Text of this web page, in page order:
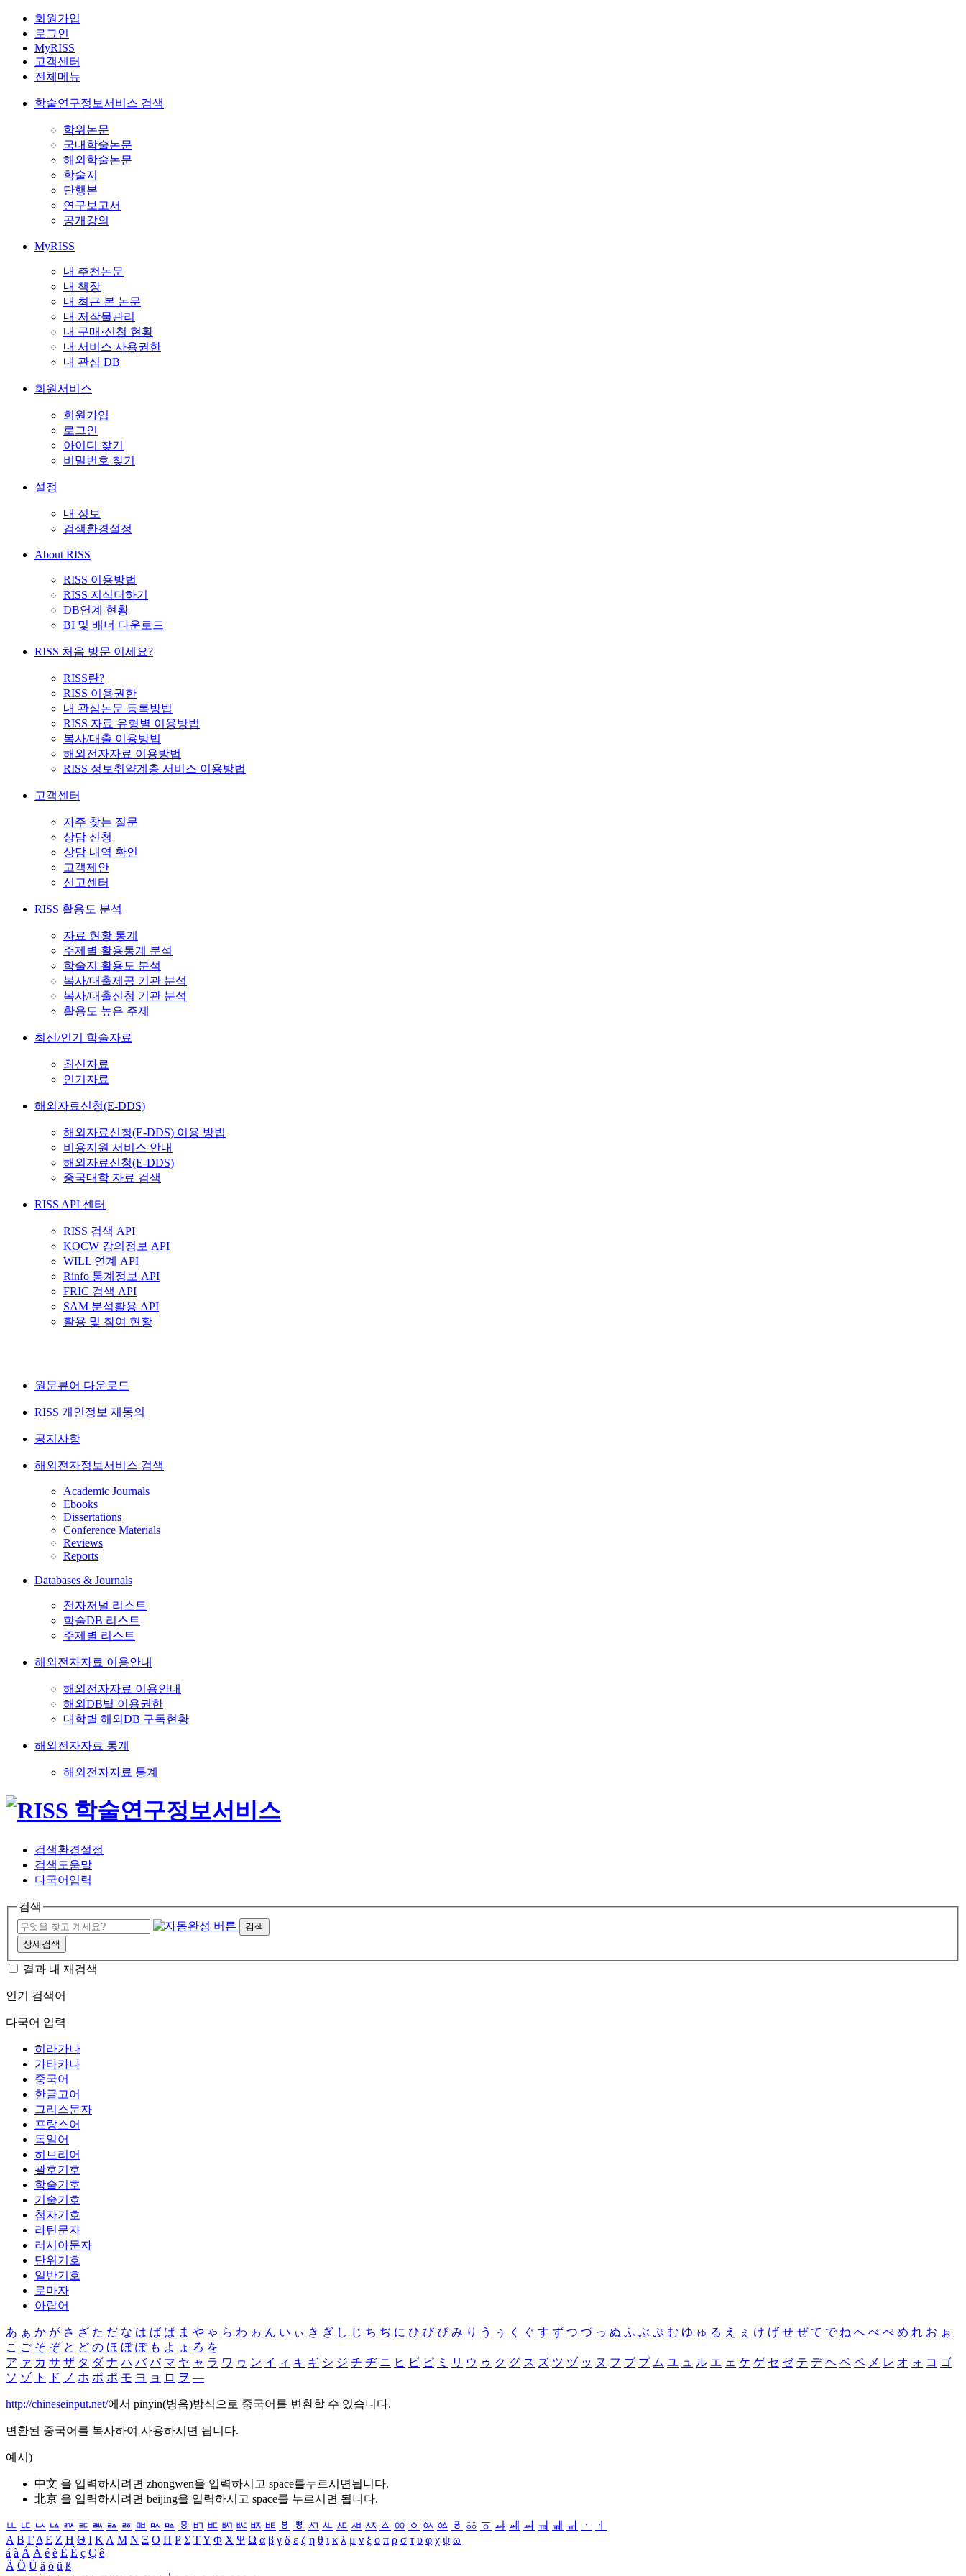
회원가입
로그인
MyRISS
고객센터
전체메뉴
학술연구정보서비스 검색
학위논문
국내학술논문
해외학술논문
학술지
단행본
연구보고서
공개강의
MyRISS
내 추천논문
내 책장
내 최근 본 논문
내 저작물관리
내 구매·신청 현황
내 서비스 사용권한
내 관심 DB
회원서비스
회원가입
로그인
아이디 찾기
비밀번호 찾기
설정
내 정보
검색환경설정
About RISS
RISS 이용방법
RISS 지식더하기
DB연계 현황
BI 및 배너 다운로드
RISS 처음 방문 이세요?
RISS란?
RISS 이용권한
내 관심논문 등록방법
RISS 자료 유형별 이용방법
복사/대출 이용방법
해외전자자료 이용방법
RISS 정보취약계층 서비스 이용방법
고객센터
자주 찾는 질문
상담 신청
상담 내역 확인
고객제안
신고센터
RISS 활용도 분석
자료 현황 통계
주제별 활용통계 분석
학술지 활용도 분석
복사/대출제공 기관 분석
복사/대출신청 기관 분석
활용도 높은 주제
최신/인기 학술자료
최신자료
인기자료
해외자료신청(E-DDS)
해외자료신청(E-DDS) 이용 방법
비용지원 서비스 안내
해외자료신청(E-DDS)
중국대학 자료 검색
RISS API 센터
RISS 검색 API
KOCW 강의정보 API
WILL 연계 API
Rinfo 통계정보 API
FRIC 검색 API
SAM 분석활용 API
활용 및 참여 현황
원문뷰어 다운로드
RISS 개인정보 재동의
공지사항
해외전자정보서비스 검색
Academic Journals
Ebooks
Dissertations
Conference Materials
Reviews
Reports
Databases & Journals
전자저널 리스트
학술DB 리스트
주제별 리스트
해외전자자료 이용안내
해외전자자료 이용안내
해외DB별 이용권한
대학별 해외DB 구독현황
해외전자자료 통계
해외전자자료 통계
검색환경설정
검색도움말
다국어입력
검색
검색
상세검색
결과 내 재검색
인기 검색어
다국어 입력
히라가나
가타카나
중국어
한글고어
그리스문자
프랑스어
독일어
히브리어
괄호기호
학술기호
기술기호
첨자기호
라틴문자
러시아문자
단위기호
일반기호
로마자
아랍어
あ ぁ か が さ ざ た だ な は ば ぱ ま や ゃ ら わ ゎ ん い ぃ き ぎ し じ ち ぢ に ひ び ぴ み り う ぅ く ぐ す ず つ づ っ ぬ ふ ぶ ぷ む ゆ ゅ る え ぇ け げ せ ぜ て で ね へ べ ぺ め れ お ぉ
こ ご そ ぞ と ど の ほ ぼ ぽ も よ ょ ろ を
ア ァ カ サ ザ タ ダ ナ ハ バ パ マ ヤ ャ ラ ワ ヮ ン イ ィ キ ギ シ ジ チ ヂ ニ ヒ ビ ピ ミ リ ウ ゥ ク グ ス ズ ツ ヅ ッ ヌ フ ブ プ ム ユ ュ ル エ ェ ケ ゲ セ ゼ テ デ ヘ ベ ペ メ レ オ ォ コ ゴ
ソ ゾ ト ド ノ ホ ボ ポ モ ヨ ョ ロ ヲ ―
http://chineseinput.net/에서 pinyin(병음)방식으로 중국어를 변환할 수 있습니다.
변환된 중국어를 복사하여 사용하시면 됩니다.
예시)
中文 을 입력하시려면 zhongwen을 입력하시고 space를누르시면됩니다.
北京 을 입력하시려면 beijing을 입력하시고 space를 누르시면 됩니다.
ㅥ ㅦ ㅧ ㅨ ㅩ ㅪ ㅫ ㅬ ㅭ ㅮ ㅯ ㅰ ㅱ ㅲ ㅳ ㅴ ㅵ ㅶ ㅷ ㅸ ㅹ ㅺ ㅻ ㅼ ㅽ ㅾ ㅿ ㆀ ㆁ ㆂ ㆃ ㆄ ㆅ ㆆ ㆇ ㆈ ㆉ ㆊ ㆋ ㆌ ㆍ
ㆎ
Α Β ΓΔ Ε Ζ Η Θ Ι ΚΛ Μ Ν Ξ Ο Π Ρ Σ ΤΥ Φ Χ Ψ Ω α β γ δ ε ζ η θ ι κ λ μ ν ξ ο π ρ σ τ υ φ χ ψ ω
á à Á À é è É È ç Ç ê
Ä Ö Ü ä ö ü ß